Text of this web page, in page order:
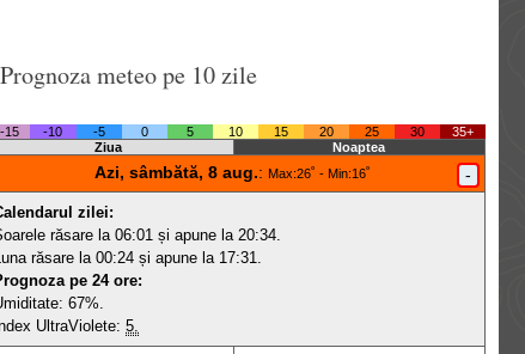
Prognoza meteo pe 10 zile
15 -10 -5 0 5 10 15 20 25 30
35+
Ziua
Noaptea
Azi, sâmbătă, 8 aug.: Max:26˚ - Min:16˚ -
zilei:
răsare la 06:01 și apune la 20:34.
răsare la 00:24 și apune la 17:31.
pe 24 ore:
67%.
UltraViolete:5.